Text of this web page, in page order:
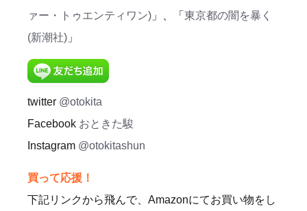
ァー・トゥエンティワン) 」、「 東京都の闇を暴く
(新潮社) 」
twitter @otokita
Facebook おときた駿
Instagram @otokitashun
買って応援！
下記リンクから飛んで、Amazonにてお買い物をし